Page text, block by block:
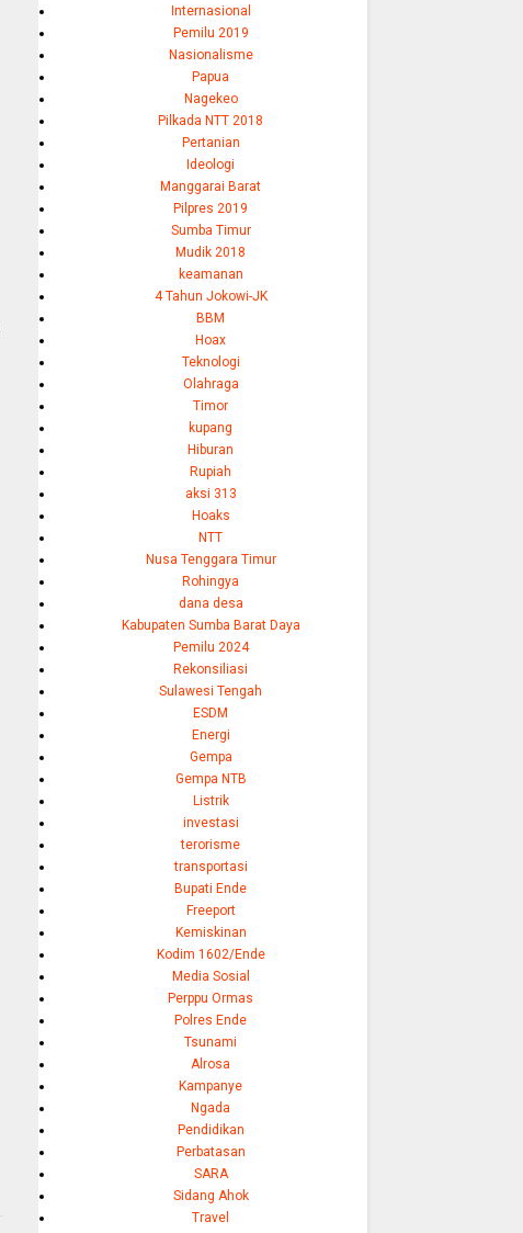
Internasional
Pemilu 2019
Nasionalisme
Papua
Nagekeo
Pilkada NTT 2018
Pertanian
Ideologi
Manggarai Barat
Pilpres 2019
Sumba Timur
Mudik 2018
keamanan
4 Tahun Jokowi-JK
BBM
Hoax
Teknologi
Olahraga
Timor
kupang
Hiburan
Rupiah
aksi 313
Hoaks
NTT
Nusa Tenggara Timur
Rohingya
dana desa
Kabupaten Sumba Barat Daya
Pemilu 2024
Rekonsiliasi
Sulawesi Tengah
ESDM
Energi
Gempa
Gempa NTB
Listrik
investasi
terorisme
transportasi
Bupati Ende
Freeport
Kemiskinan
Kodim 1602/Ende
Media Sosial
Perppu Ormas
Polres Ende
Tsunami
Alrosa
Kampanye
Ngada
Pendidikan
Perbatasan
SARA
Sidang Ahok
Travel